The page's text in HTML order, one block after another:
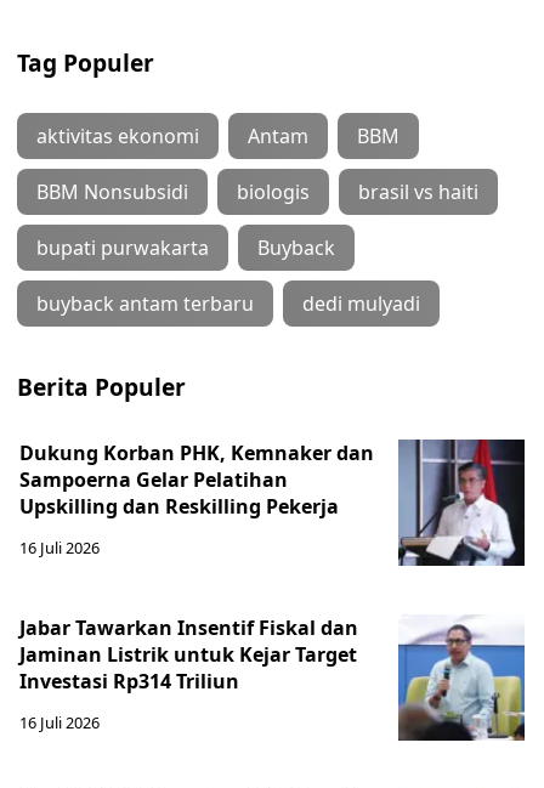
Tag Populer
aktivitas ekonomi Antam BBM
BBM Nonsubsidi biologis brasil vs haiti
bupati purwakarta Buyback
buyback antam terbaru dedi mulyadi
Berita Populer
Dukung Korban PHK, Kemnaker dan
Sampoerna Gelar Pelatihan
Upskilling dan Reskilling Pekerja
16 Juli 2026
Jabar Tawarkan Insentif Fiskal dan
Jaminan Listrik untuk Kejar Target
Investasi Rp314 Triliun
16 Juli 2026